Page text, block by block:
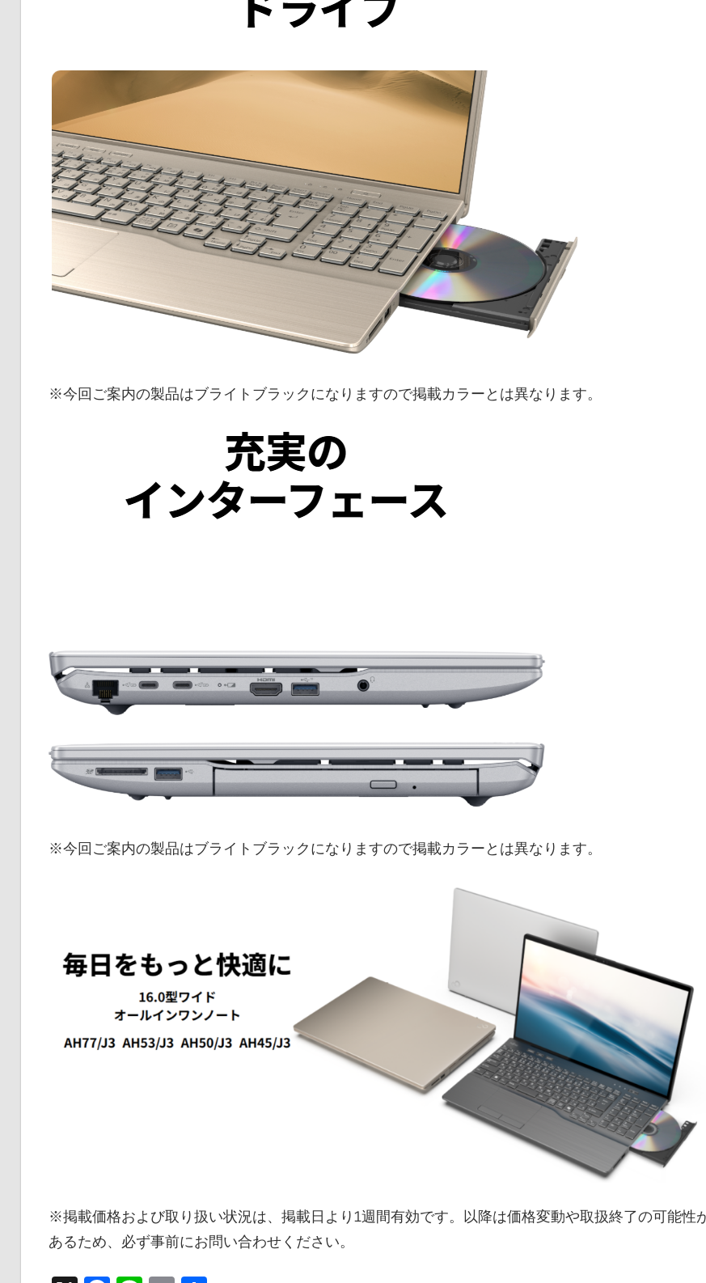
※今回ご案内の製品はブライトブラックになりますので掲載カラーとは異なります。
※今回ご案内の製品はブライトブラックになりますので掲載カラーとは異なります。
※掲載価格および取り扱い状況は、掲載日より1週間有効です。以降は価格変動や取扱終了の可能性
あるため、必ず事前にお問い合わせください。